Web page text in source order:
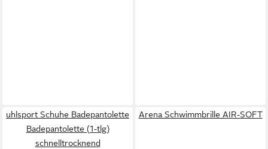
uhlsport Schuhe Badepantolette
Badepantolette (1-tlg)
schnelltrocknend
Arena Schwimmbrille AIR-SOFT